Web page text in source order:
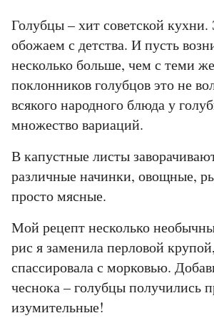
Голубцы – хит советской
обожаем с детства. И пусть
несколько больше, чем с теми
поклонников голубцов это не
всякого народного блюда у
множество вариаций.
В капустные листы
различные начинки, овощные,
просто мясные.
Мой рецепт несколько
рис я заменила перловой
спассировала с морковью.
чеснока – голубцы получились
изумительные!